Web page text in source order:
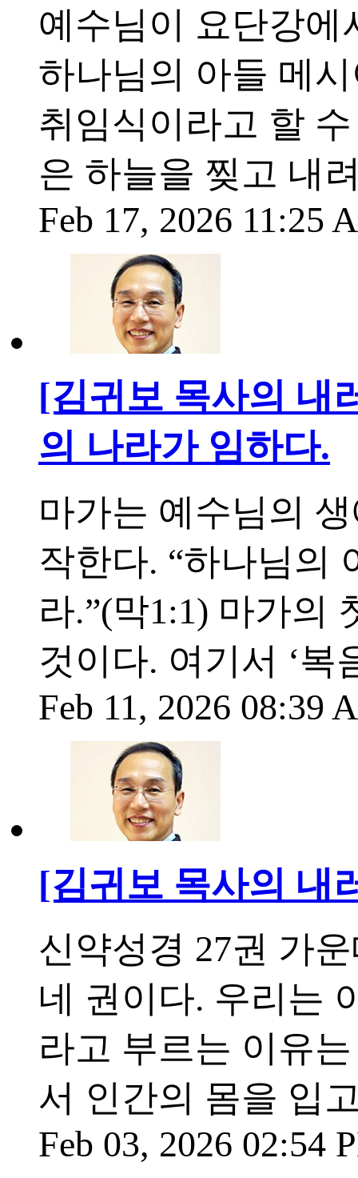
예수님이 요단강에
하나님의 아들 메
취임식이라고 할
은 하늘을 찢고 내
Feb 17, 2026 11:25
[김귀보 목사의 내
의 나라가 임하다.
마가는 예수님의
작한다. “하나님의
라.”(막1:1) 마가의
것이다. 여기서 ‘
Feb 11, 2026 08:39
[김귀보 목사의 내
신약성경 27권 가
네 권이다. 우리는
라고 부르는 이유
서 인간의 몸을 입
Feb 03, 2026 02:54